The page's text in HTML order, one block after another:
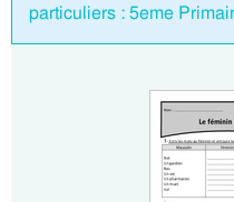
particuliers : 5eme